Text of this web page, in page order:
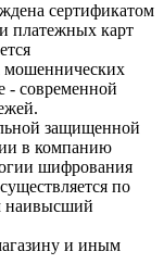
сертификатом
платежных карт
мошеннических
- современной
защищенной
в компанию
шифрования
по
наивысший
и иным